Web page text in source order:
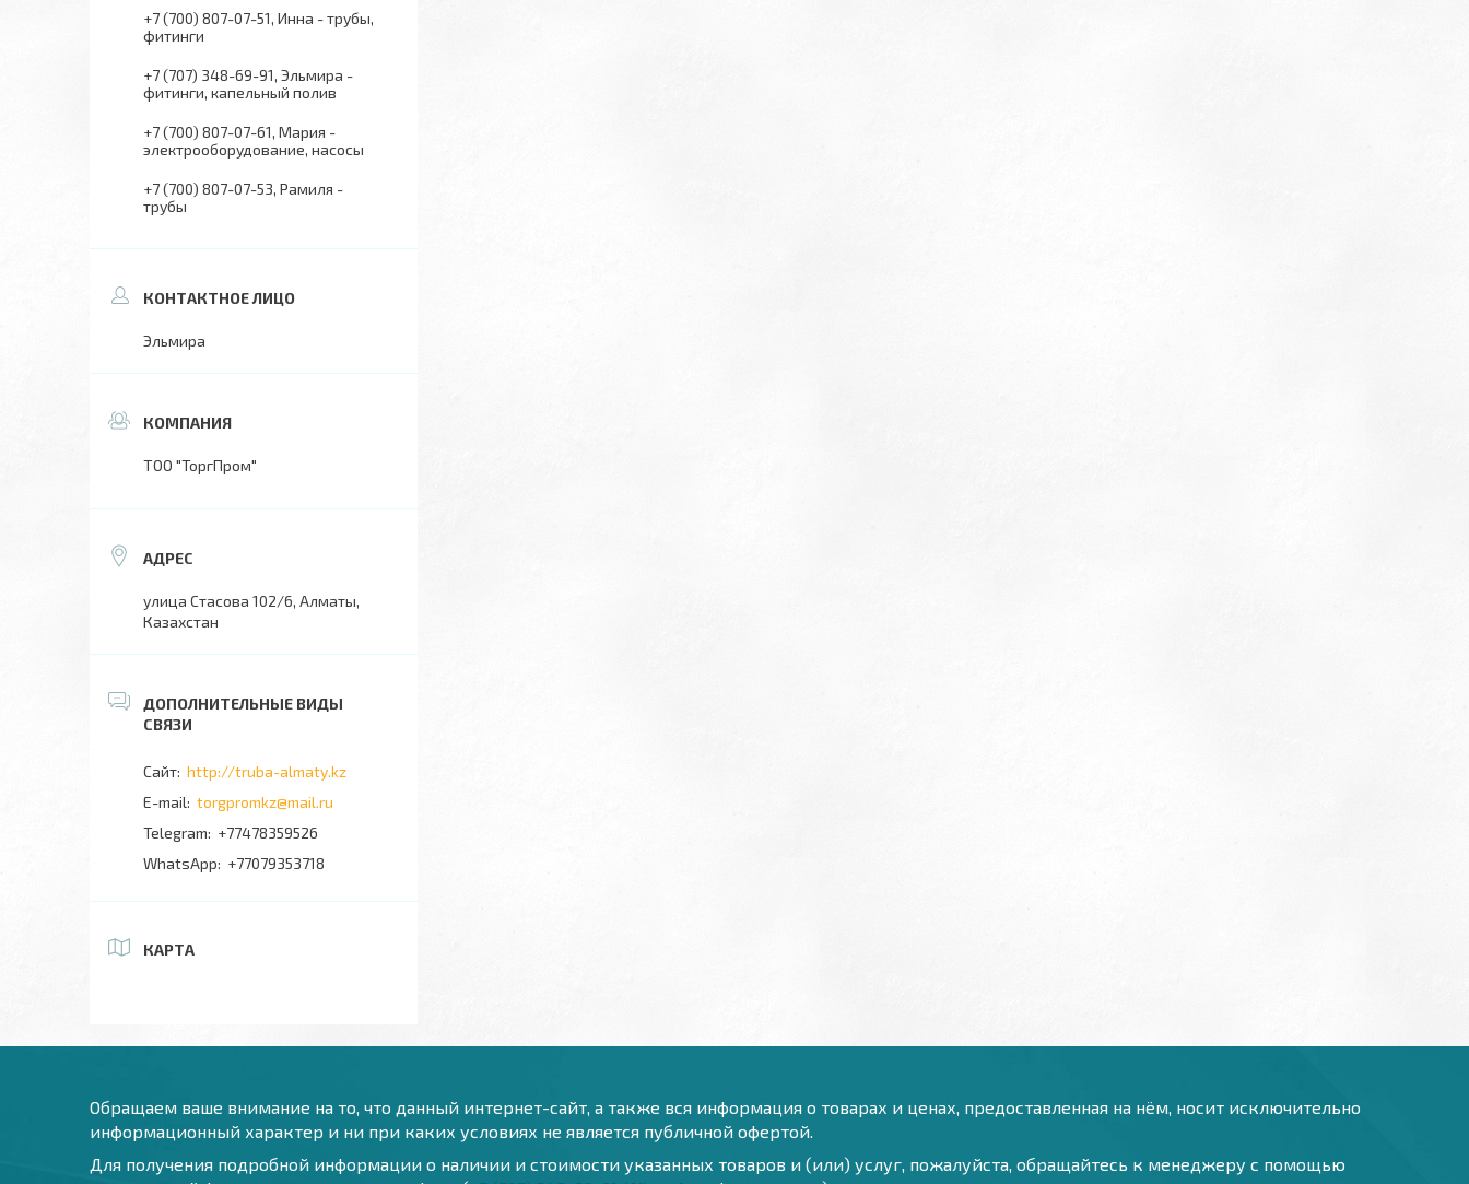
+7 (700) 807-07-51 Инна - трубы,
фитинги
+7 (707) 348-69-91 Эльмира -
фитинги, капельный полив
+7 (700) 807-07-61 Мария -
электрооборудование, насосы
+7 (700) 807-07-53 Рамиля -
трубы
Эльмира
ТОО "ТоргПром"
улица Стасова 102/6, Алматы,
Казахстан
http://truba-almaty.kz
torgpromkz@mail.ru
+77478359526
+77079353718
КАРТА
Обращаем ваше внимание на то, что данный интернет-сайт, а также вся информация о товарах и ценах, предоставленная на нём, носит исключительно
информационный характер и ни при каких условиях не является публичной офертой.
Для получения подробной информации о наличии и стоимости указанных товаров и (или) услуг, пожалуйста, обращайтесь к менеджеру с помощью